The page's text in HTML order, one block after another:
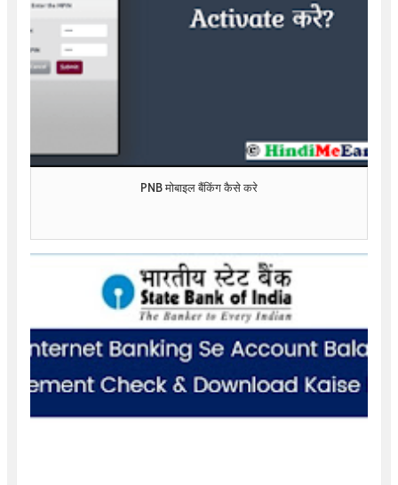
PNB मोबाइल बैंकिंग कैसे करे